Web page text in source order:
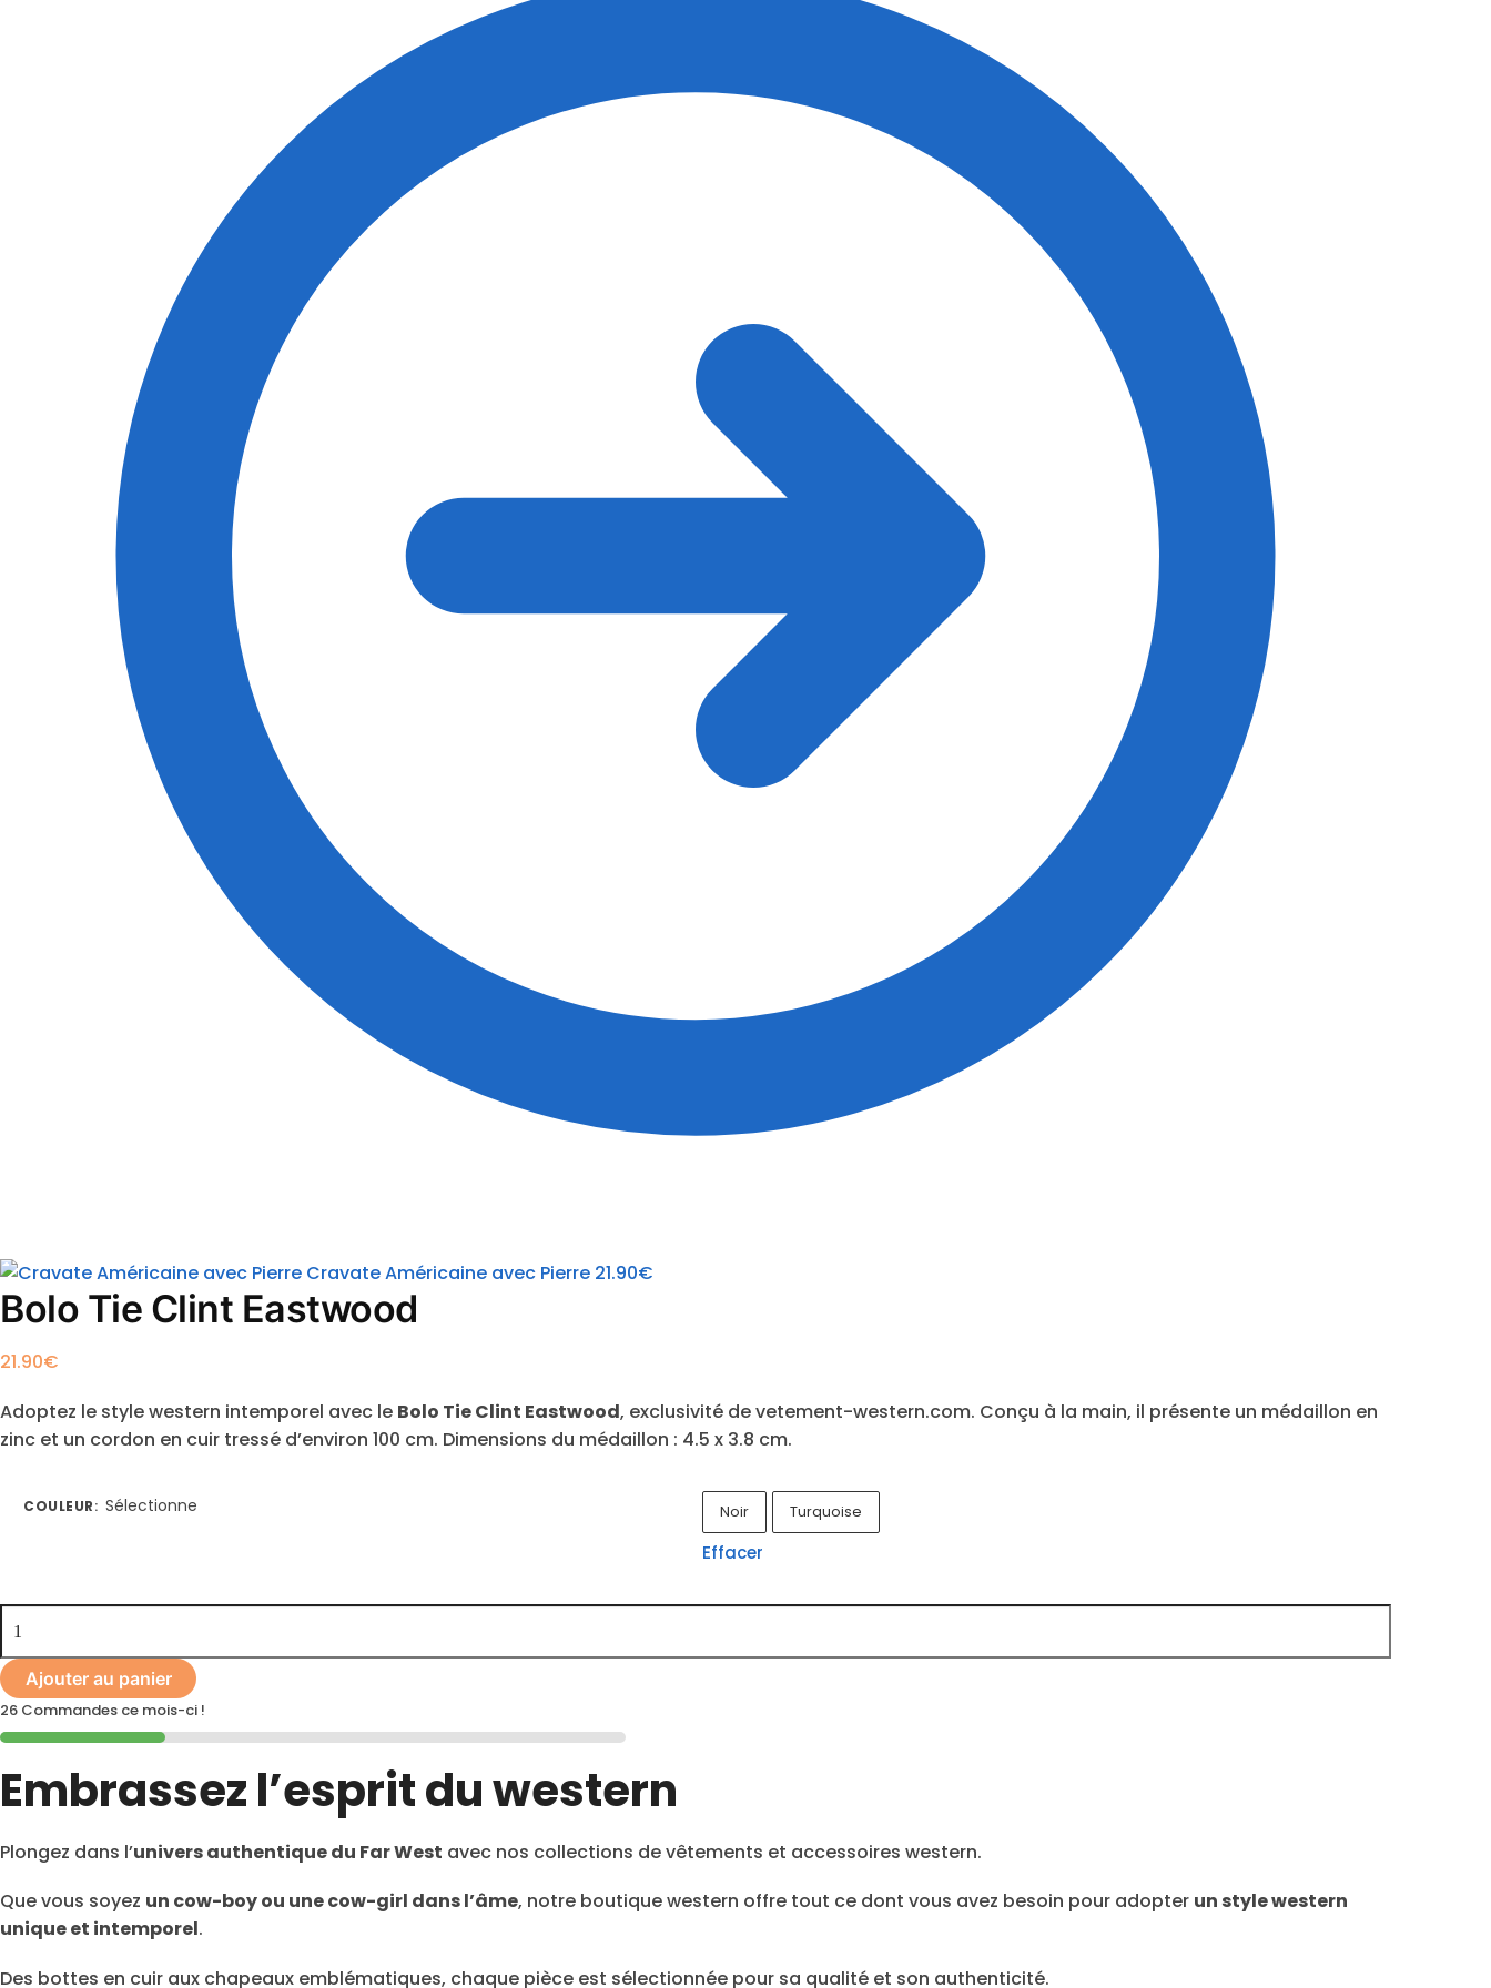
Cravate Américaine avec Pierre 21.90€
Bolo Tie Clint Eastwood
21.90€
Adoptez le style western intemporel avec le Bolo Tie Clint Eastwood, exclusivité de vetement-western.com. Conçu à la main, il présente un médaillon en
zinc et un cordon en cuir tressé d’environ 100 cm. Dimensions du médaillon : 4.5 x 3.8 cm.
COULEUR: Sélectionne Noir Turquoise
Effacer
Ajouter au panier
26 Commandes ce mois-ci !
Embrassez l’esprit du western
Plongez dans l’univers authentique du Far West avec nos collections de vêtements et accessoires western.
Que vous soyez un cow-boy ou une cow-girl dans l’âme, notre boutique western offre tout ce dont vous avez besoin pour adopter un style western
unique et intemporel.
Des bottes en cuir aux chapeaux emblématiques, chaque pièce est sélectionnée pour sa qualité et son authenticité.